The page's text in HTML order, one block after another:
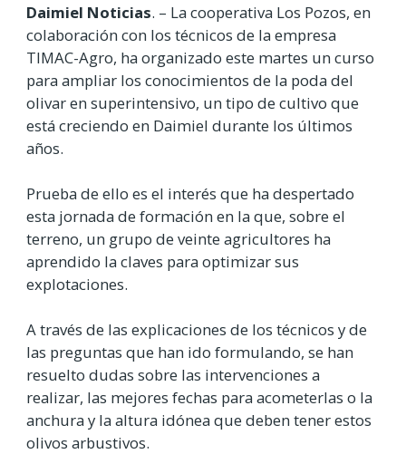
Daimiel Noticias. – La cooperativa Los Pozos, en
colaboración con los técnicos de la empresa
TIMAC-Agro, ha organizado este martes un curso
para ampliar los conocimientos de la poda del
olivar en superintensivo, un tipo de cultivo que
está creciendo en Daimiel durante los últimos
años.
Prueba de ello es el interés que ha despertado
esta jornada de formación en la que, sobre el
terreno, un grupo de veinte agricultores ha
aprendido la claves para optimizar sus
explotaciones.
A través de las explicaciones de los técnicos y de
las preguntas que han ido formulando, se han
resuelto dudas sobre las intervenciones a
realizar, las mejores fechas para acometerlas o la
anchura y la altura idónea que deben tener estos
olivos arbustivos.